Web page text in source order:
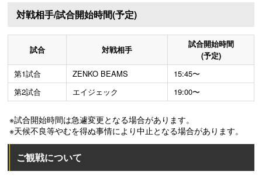
対戦相手/試合開始時間(予定)
試合 対戦相手
試合開始時間
(予定)
第1試合
ZENKO BEAMS
15:45〜
第2試合
エイジェック 19:00〜
※試合開始時間は急遽変更となる場合があります。
※天候不良等やむを得ぬ事情により中止となる場合があります。
ご観戦について